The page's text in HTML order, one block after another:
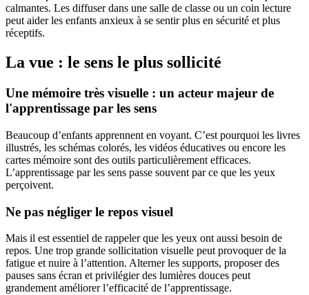
calmantes. Les diffuser dans une salle de classe ou un coin lecture
peut aider les enfants anxieux à se sentir plus en sécurité et plus
réceptifs.
La vue : le sens le plus sollicité
Une mémoire très visuelle : un acteur majeur de
l'apprentissage par les sens
Beaucoup d’enfants apprennent en voyant. C’est pourquoi les livres
illustrés, les schémas colorés, les vidéos éducatives ou encore les
cartes mémoire sont des outils particulièrement efficaces.
L’apprentissage par les sens passe souvent par ce que les yeux
perçoivent.
Ne pas négliger le repos visuel
Mais il est essentiel de rappeler que les yeux ont aussi besoin de
repos. Une trop grande sollicitation visuelle peut provoquer de la
fatigue et nuire à l’attention. Alterner les supports, proposer des
pauses sans écran et privilégier des lumières douces peut
grandement améliorer l’efficacité de l’apprentissage.